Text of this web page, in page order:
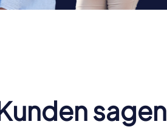
sagen